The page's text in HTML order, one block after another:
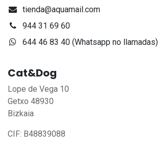
tienda@aquamail.com
944 31 69 60
644 46 83 40 (Whatsapp no llamadas)
Cat&Dog
Lope de Vega 10
Getxo 48930
Bizkaia
CIF: B48839088